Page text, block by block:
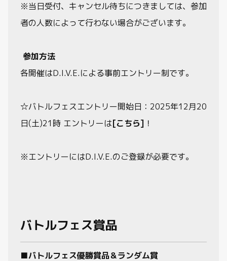
※当日受付、キャンセル待ちにつきましては、参加
者の人数によって行わない場合がございます。
参加方法
各開催はD.I.V.E.による事前エントリー制です。
☆バトルフェスエントリー開始日：2025年12月20
日(土)21時 エントリーは[こちら] ！
※エントリーにはD.I.V.E.のご登録が必要です。
バトルフェス賞品
■バトルフェス優勝賞品＆ランダム賞